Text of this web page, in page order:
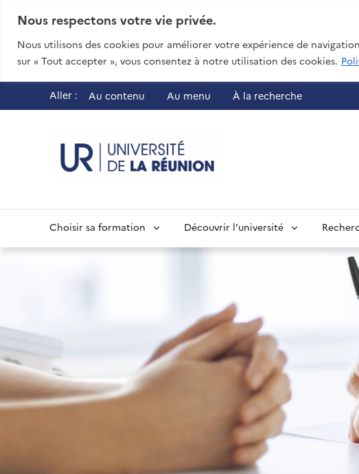
Nous respectons votre vie privée.
Nous utilisons des cookies pour améliorer votre expérience de
sur « Tout accepter », vous consentez à notre utilisation des cookies.
Aller : Au contenu Au menu À la recherche
Choisir sa formation Découvrir l’université